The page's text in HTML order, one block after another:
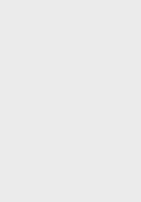
unterschiedliche
Ähnlich wie man
sollte man
verschiedenen
wir
Eigenschaften
die mit
ist
auch für das